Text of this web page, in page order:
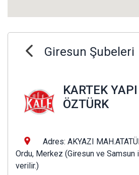
KARTEK YAPI
Adres: AKYAZI
Ordu, Merkez (Giresun ve Samsun